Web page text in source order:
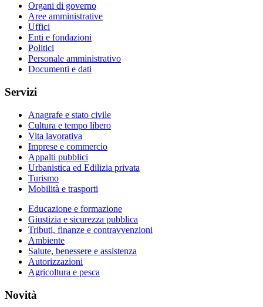
Organi di governo
Aree amministrative
Uffici
Enti e fondazioni
Politici
Personale amministrativo
Documenti e dati
Servizi
Anagrafe e stato civile
Cultura e tempo libero
Vita lavorativa
Imprese e commercio
Appalti pubblici
Urbanistica ed Edilizia privata
Turismo
Mobilità e trasporti
Educazione e formazione
Giustizia e sicurezza pubblica
Tributi, finanze e contravvenzioni
Ambiente
Salute, benessere e assistenza
Autorizzazioni
Agricoltura e pesca
Novità